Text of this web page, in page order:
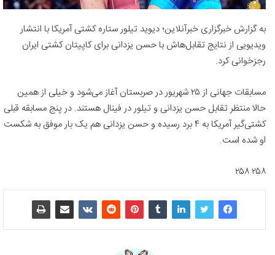
به گزارش خبرگزاری خبرآنلاین؛ دیوید تیلور ستاره کشتی‌ آمریکا با انتشار
ویدیویی از نتایج تقابل‌هاش با حسن‌ یزدانی برای کاپیتان کشتی ایران
رجزخوانی کرد.
مسابقات جهانی از ۲۵ شهریور در صربستان آغاز می‌شود و خیلی از همین
حالا منتظر تقابل حسن یزدانی و تیلور در فینال هستند. در پنج مسابقه قبلی
کشتی‌گیر آمریکا به ۴ برد رسیده و حسن یزدانی هم یک بار موفق به شکست
او شده است.
۲۵۸ ۲۵۸